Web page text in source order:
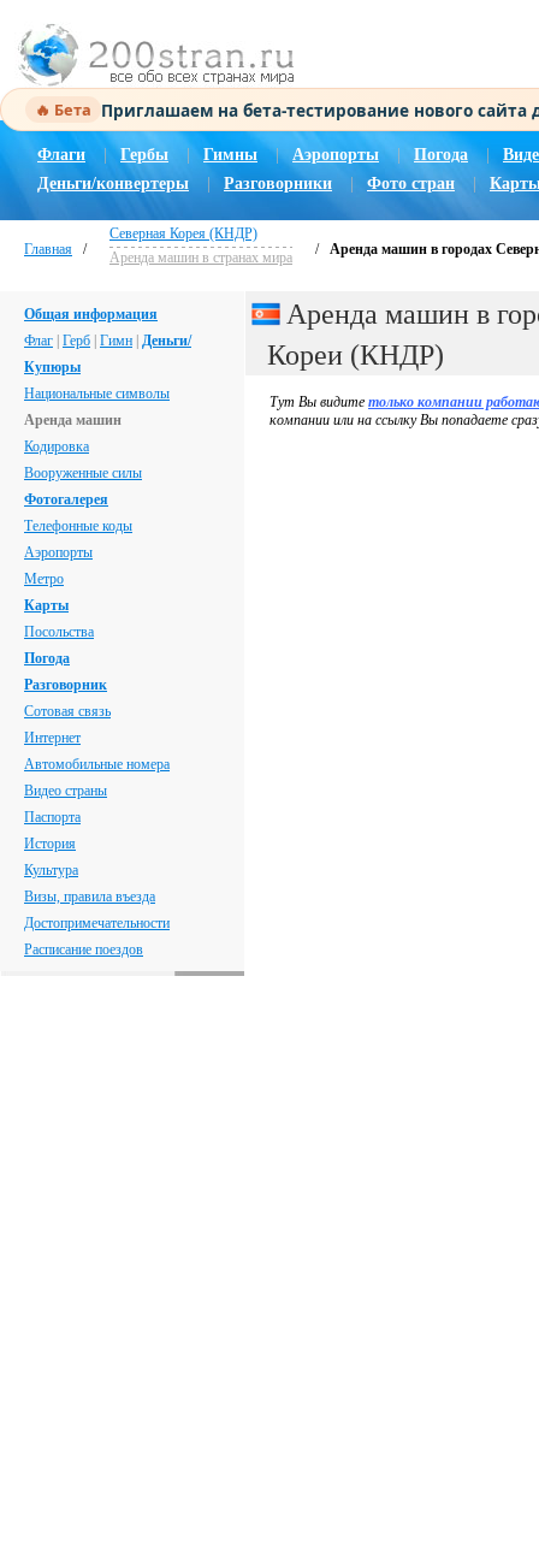
🔥 Бета Приглашаем на бета-тестирование нового
Флаги Гербы Гимны | Аэропорты Погода |
Деньги/конвертеры
Разговорники Фото стран
Главная /
Северная Корея (КНДР)
Аренда машин в странах мира
/ Аренда машин в городах
Общая информация
Флаг Герб Гимн Деньги/
Купюры
Национальные символы
Аренда машин
Кодировка
Вооруженные силы
Фотогалерея
Телефонные коды
Аэропорты
Метро
Карты
Посольства
Погода
Разговорник
Сотовая связь
Интернет
Автомобильные номера
Видео страны
Паспорта
История
Культура
Визы, правила въезда
Достопримечательности
Расписание поездов
Аренда машин в
Кореи (КНДР)
Тут Вы видите только компании
компании или на ссылку Вы попадаете